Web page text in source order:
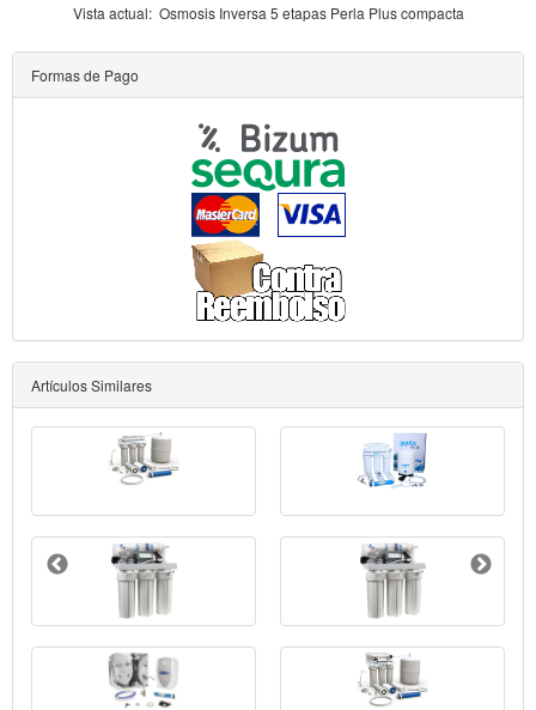
Vista actual: Osmosis Inversa 5 etapas Perla Plus compacta
Formas de Pago
Artículos Similares